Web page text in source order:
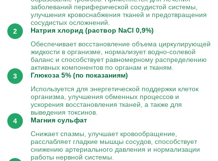
заболеваний периферической сосудистой системы,
улучшения кровоснабжения тканей и предотвращения
сосудистых осложнений.
Натрия хлорид (раствор NaCl 0,9%)
Обеспечивает восстановление объема циркулирующей
жидкости в организме, нормализует водно-солевой
баланс и способствует равномерному распределению
активных компонентов по органам и тканям.
Глюкоза 5% (по показаниям)
Используется для энергетической поддержки клеток
организма, улучшения обменных процессов и
ускорения восстановления тканей, а также для
выведения токсинов.
Магния сульфат
Снижает спазмы, улучшает кровообращение,
расслабляет гладкие мышцы сосудов, способствует
снижению артериального давления и нормализации
работы нервной системы.